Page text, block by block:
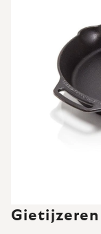
Gietijzeren